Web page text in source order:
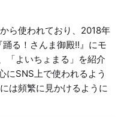
ら使われており、2018年
る！さんま御殿!!』にモ
「よいちょまる」を紹介
にSNS上で使われるよう
は頻繁に見かけるように